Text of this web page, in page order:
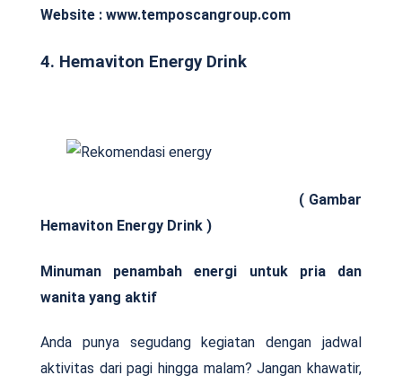
Website : www.temposcangroup.com
4. Hemaviton Energy Drink
( Gambar
Hemaviton Energy Drink )
Minuman penambah energi untuk pria dan
wanita yang aktif
Anda punya segudang kegiatan dengan jadwal
aktivitas dari pagi hingga malam? Jangan khawatir,